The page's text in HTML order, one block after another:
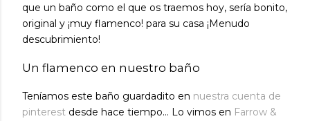
que un baño como el que os traemos hoy, sería bonito,
original y ¡muy flamenco! para su casa ¡Menudo
descubrimiento!
Un flamenco en nuestro baño
Teníamos este baño guardadito en nuestra cuenta de
pinterest desde hace tiempo... Lo vimos en Farrow &